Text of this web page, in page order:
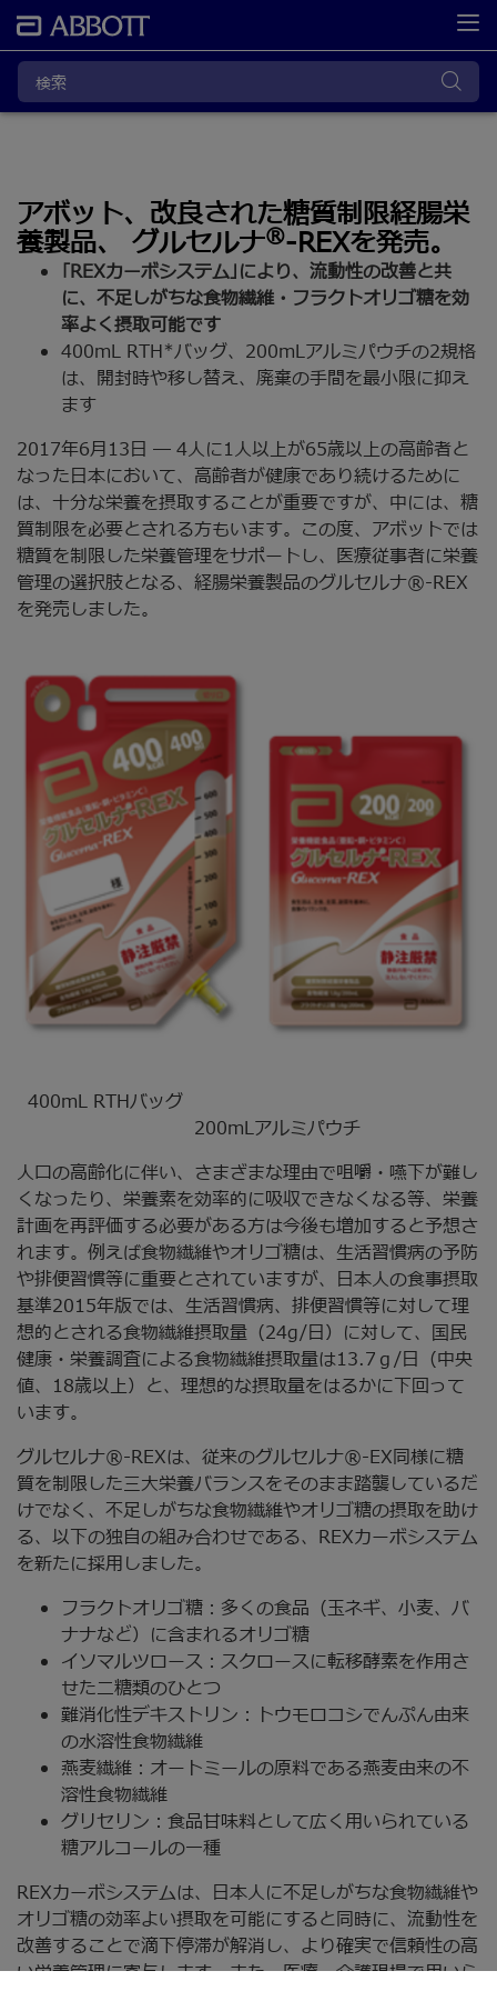
アボット、改良された糖質制限経腸栄
養製品、 グルセルナ®-REXを発売。
｢REXカーボシステム｣により、流動性の改善と共
に、不足しがちな食物繊維・フラクトオリゴ糖を効
率よく摂取可能です
400mL RTH*バッグ、200mLアルミパウチの2規格
は、開封時や移し替え、廃棄の手間を最小限に抑え
ます
2017年6月13日 ― 4人に1人以上が65歳以上の高齢者と
なった日本において、高齢者が健康であり続けるために
は、十分な栄養を摂取することが重要ですが、中には、糖
質制限を必要とされる方もいます。この度、アボットでは
糖質を制限した栄養管理をサポートし、医療従事者に栄養
管理の選択肢となる、経腸栄養製品のグルセルナ®-REX
を発売しました。
400mL RTHバッグ
200mLアルミパウチ
人口の高齢化に伴い、さまざまな理由で咀嚼・嚥下が難し
くなったり、栄養素を効率的に吸収できなくなる等、栄養
計画を再評価する必要がある方は今後も増加すると予想さ
れます。例えば食物繊維やオリゴ糖は、生活習慣病の予防
や排便習慣等に重要とされていますが、日本人の食事摂取
基準2015年版では、生活習慣病、排便習慣等に対して理
想的とされる食物繊維摂取量（24g/日）に対して、国民
健康・栄養調査による食物繊維摂取量は13.7ｇ/日（中央
値、18歳以上）と、理想的な摂取量をはるかに下回って
います。
グルセルナ®-REXは、従来のグルセルナ®-EX同様に糖
質を制限した三大栄養バランスをそのまま踏襲しているだ
けでなく、不足しがちな食物繊維やオリゴ糖の摂取を助け
る、以下の独自の組み合わせである、REXカーボシステム
を新たに採用しました。
フラクトオリゴ糖：多くの食品（玉ネギ、小麦、バ
ナナなど）に含まれるオリゴ糖
イソマルツロース：スクロースに転移酵素を作用さ
せた二糖類のひとつ
難消化性デキストリン：トウモロコシでんぷん由来
の水溶性食物繊維
燕麦繊維：オートミールの原料である燕麦由来の不
溶性食物繊維
グリセリン：食品甘味料として広く用いられている
糖アルコールの一種
REXカーボシステムは、日本人に不足しがちな食物繊維や
オリゴ糖の効率よい摂取を可能にすると同時に、流動性を
改善することで滴下停滞が解消し、より確実で信頼性の高
い栄養管理に寄与します。また、医療・介護現場で用いら